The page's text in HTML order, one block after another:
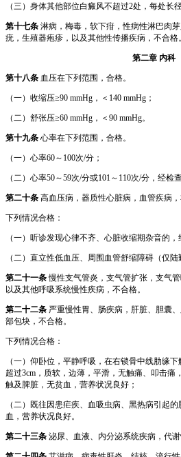
（三）身体其他部位白癜风不超过2处，每处长径
第十七条 淋病，梅毒，软下疳，性病性淋巴肉
疣，生殖器疱疹，以及其他性传播疾病，不合格。
第二章 内科
第十八条 血压在下列范围，合格。
（一）收缩压≥90 mmHg，＜140 mmHg；
（二）舒张压≥60 mmHg，＜90 mmHg。
第十九条 心率在下列范围，合格。
（一）心率60～100次/分；
（二）心率50～59次/分或101～110次/分，经检
第二十条 高血压病，器质性心脏病，血管疾病，
下列情况合格：
（一）听诊发现心律不齐、心脏收缩期杂音的
（二）直立性低血压、周围血管舒缩障碍（仅陆
第二十一条慢性支气管炎，支气管扩张，支气
以及其他呼吸系统慢性疾病，不合格。
第二十二条 严重慢性胃、肠疾病，肝脏、胆囊
部包块，不合格。
下列情况合格：
（一）仰卧位，平静呼吸，在右锁骨中线肋缘
超过3cm，质软，边薄，平滑，无触痛、叩击痛
触及脾脏，无贫血，营养状况良好；
（二）既往因患疟疾、血吸虫病、黑热病引起
血，营养状况良好。
第二十三条 泌尿、血液、内分泌系统疾病，代